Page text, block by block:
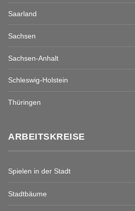
Saarland
Sachsen
Sachsen-Anhalt
Schleswig-Holstein
Thüringen
ARBEITSKREISE
Spielen in der Stadt
Stadtbäume